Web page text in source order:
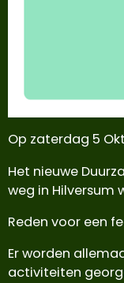
Op zaterdag 5
Het nieuwe
weg in Hilversum
Reden voor een
Er worden
activiteiten